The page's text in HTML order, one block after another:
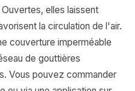
elles laissent
la circulation de l'air.
couverture imperméable
de gouttières
Vous pouvez commander